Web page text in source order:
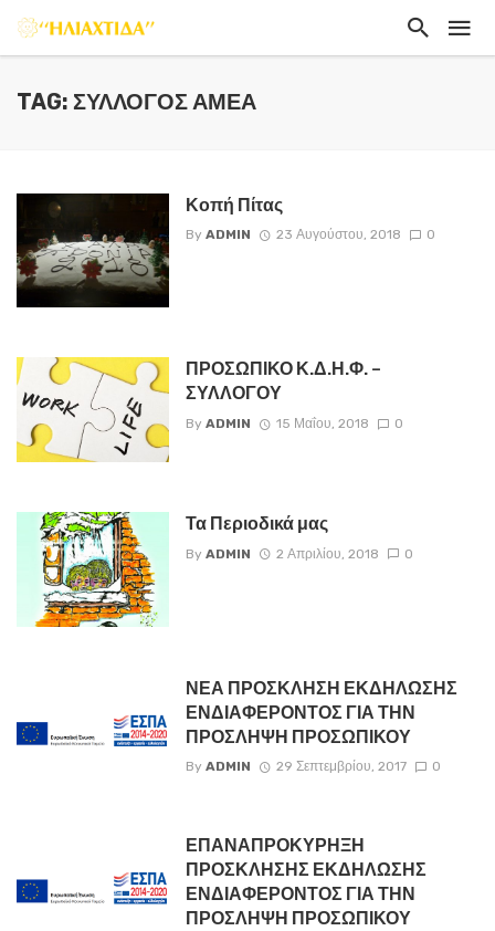
TAG: ΣΎΛΛΟΓΟΣ ΑΜΕΑ
Κοπή Πίτας
By ADMIN 23 Αυγούστου, 2018 0
ΠΡΟΣΩΠΙΚΟ Κ.Δ.Η.Φ. –
ΣΥΛΛΟΓΟΥ
By ADMIN 15 Μαΐου, 2018 0
Τα Περιοδικά μας
By ADMIN 2 Απριλίου, 2018 0
ΝΕΑ ΠΡΟΣΚΛΗΣΗ ΕΚΔΗΛΩΣΗΣ
ΕΝΔΙΑΦΕΡΟΝΤΟΣ ΓΙΑ ΤΗΝ
ΠΡΟΣΛΗΨΗ ΠΡΟΣΩΠΙΚΟΥ
By ADMIN 29 Σεπτεμβρίου, 2017 0
ΕΠΑΝΑΠΡΟΚΥΡΗΞΗ
ΠΡΟΣΚΛΗΣΗΣ ΕΚΔΗΛΩΣΗΣ
ΕΝΔΙΑΦΕΡΟΝΤΟΣ ΓΙΑ ΤΗΝ
ΠΡΟΣΛΗΨΗ ΠΡΟΣΩΠΙΚΟΥ